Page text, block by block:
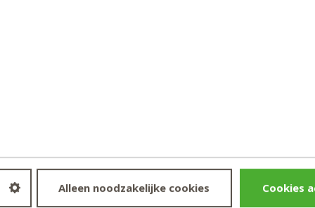
Alleen noodzakelijke cookies Cookies
74